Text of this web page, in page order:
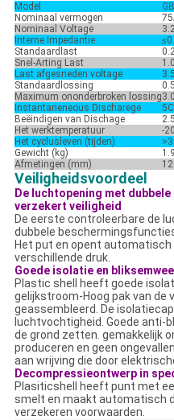
Model
Nominaal vermogen
Nominaal Voltage
Interne Impedantie
Standaardlast
Snel-Arting Last
Last afgesneden voltage
Standaardlossing
Maximum ononderbroken lossing
Instantaneneous Discharege
5C
Beëindigen van Dischage
Het werktemperatuur
-
Het cyclusleven (tijden)
Gewicht (kg)
Afmetingen (mm)
Veiligheidsvoordeel
De luchtopening met
verzekert veiligheid
De eerste controleerbare de
dubbele
Het put en opent
verschillende druk.
Goede isolatie en
Plastic shell heeft goede
gelijkstroom-Hoog pak van
geassembleerd. De
luchtvochtigheid. Goede
de grond zetten. gemakkelijk
produceren en geen
aan wrijving die door
Decompressieontwerp in
Plasiticshell heeft punt met
smelt en maakt automatisch
verzekeren voorwaarden.